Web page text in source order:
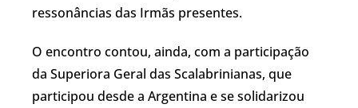
ressonâncias das Irmãs presentes.
O encontro contou, ainda, com a participação
da Superiora Geral das Scalabrinianas, que
participou desde a Argentina e se solidarizou